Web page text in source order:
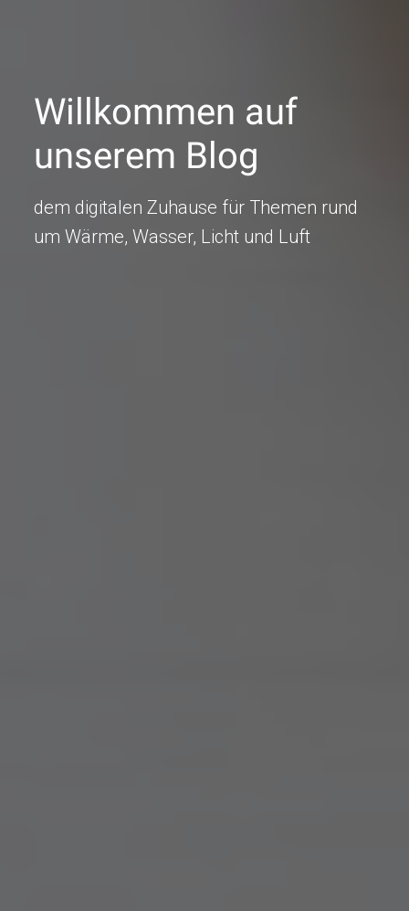
Willkommen auf
unserem Blog
dem digitalen Zuhause für Themen rund
um Wärme, Wasser, Licht und Luft